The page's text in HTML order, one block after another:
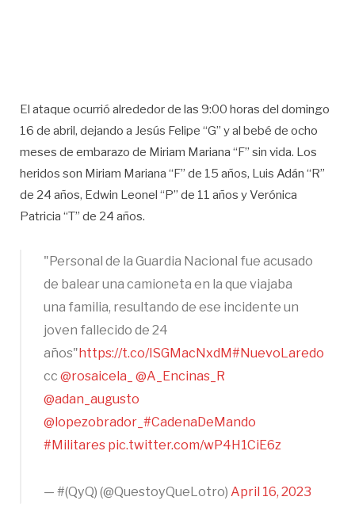
El ataque ocurrió alrededor de las 9:00 horas del domingo
16 de abril, dejando a Jesús Felipe “G” y al bebé de ocho
meses de embarazo de Miriam Mariana “F” sin vida. Los
heridos son Miriam Mariana “F” de 15 años, Luis Adán “R”
de 24 años, Edwin Leonel “P” de 11 años y Verónica
Patricia “T” de 24 años.
"Personal de la Guardia Nacional fue acusado
de balear una camioneta en la que viajaba
una familia, resultando de ese incidente un
joven fallecido de 24
años" https://t.co/ISGMacNxdM#NuevoLaredo
cc @rosaicela_
@A_Encinas_R
@adan_augusto
@lopezobrador_ #CadenaDeMando
#Militares pic.twitter.com/wP4H1CiE6z
— #(QyQ) (@QuestoyQueLotro) April 16, 2023